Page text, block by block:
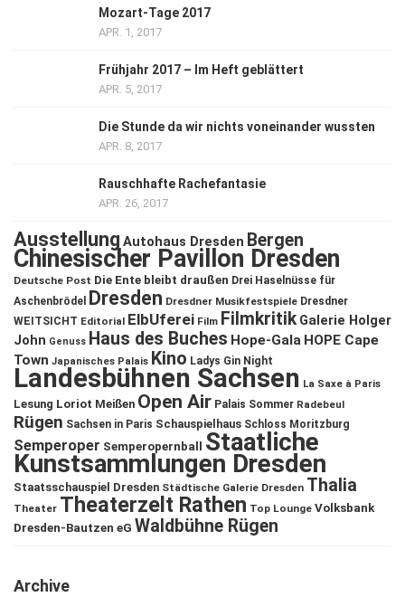
Mozart-Tage 2017
APR. 1, 2017
Frühjahr 2017 – Im Heft geblättert
APR. 5, 2017
Die Stunde da wir nichts voneinander wussten
APR. 8, 2017
Rauschhafte Rachefantasie
APR. 26, 2017
Ausstellung Autohaus Dresden Bergen
Chinesischer Pavillon Dresden
Deutsche Post Die Ente bleibt draußen Drei Haselnüsse für
Aschenbrödel
Dresden Dresdner Musikfestspiele Dresdner
WEITSICHT Editorial ElbUferei Film Filmkritik Galerie Holger
John Genuss Haus des Buches Hope-Gala HOPE Cape
Town Japanisches Palais Kino Ladys Gin Night
Landesbühnen Sachsen La Saxe à Paris
Lesung Loriot Meißen Open Air Palais Sommer Radebeul
Rügen Sachsen in Paris Schauspielhaus Schloss Moritzburg
Semperoper Semperopernball Staatliche
Kunstsammlungen Dresden
Staatsschauspiel Dresden Städtische Galerie Dresden Thalia
Theater Theaterzelt Rathen Top Lounge Volksbank
Dresden-Bautzen eG Waldbühne Rügen
Archive